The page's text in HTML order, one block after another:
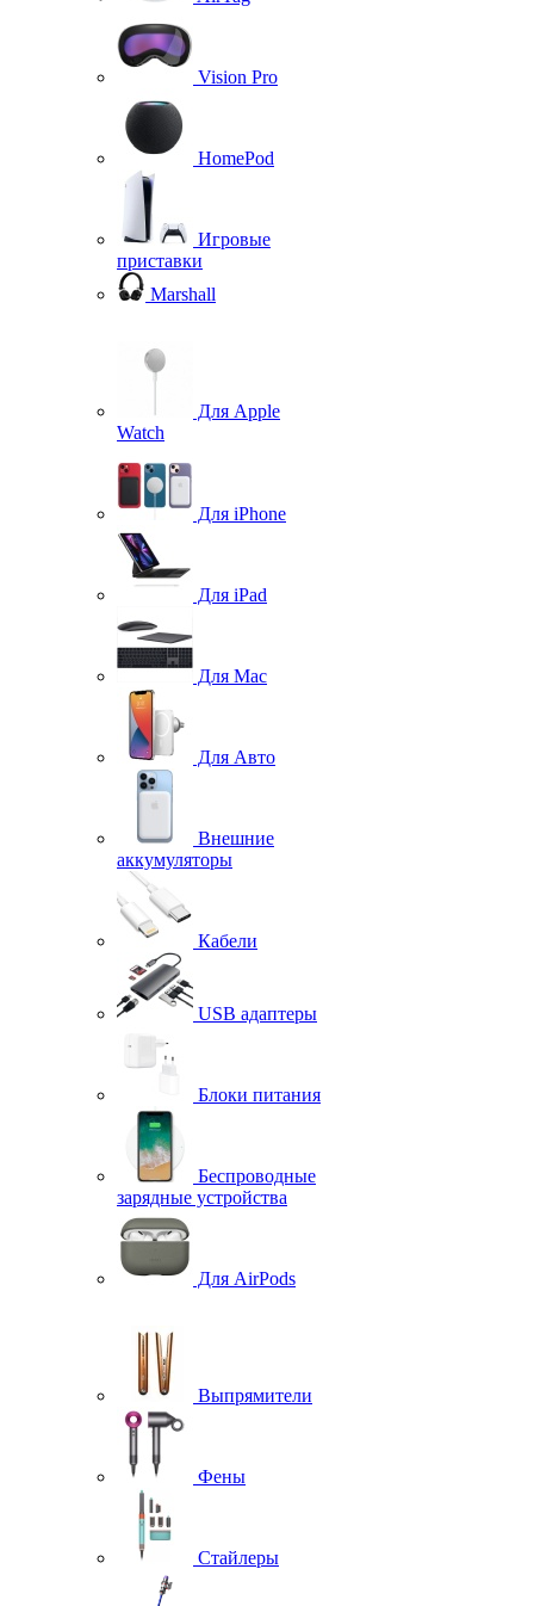
Vision Pro
HomePod
Игровые
приставки
Marshall
Для Apple
Watch
Для iPhone
Для iPad
Для Mac
Для Авто
Внешние
аккумуляторы
Кабели
USB адаптеры
Блоки питания
Беспроводные
зарядные устройства
Для AirPods
Выпрямители
Фены
Стайлеры